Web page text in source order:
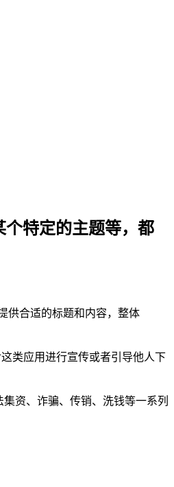
特定的主题等，都
供合适的标题和内容，整体
类应用进行宣传或者引导他人下
资、诈骗、传销、洗钱等一系列